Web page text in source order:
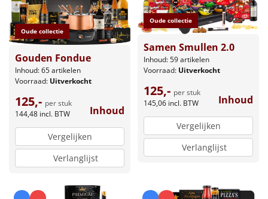
Oude collectie
Gouden Fondue
Inhoud: 65 artikelen
Voorraad: Uitverkocht
125,- per stuk
144,48 incl. BTW Inhoud
Vergelijken
Verlanglijst
Oude collectie
Samen Smullen 2.0
Inhoud: 59 artikelen
Voorraad: Uitverkocht
125,- per stuk
145,06 incl. BTW Inhoud
Vergelijken
Verlanglijst